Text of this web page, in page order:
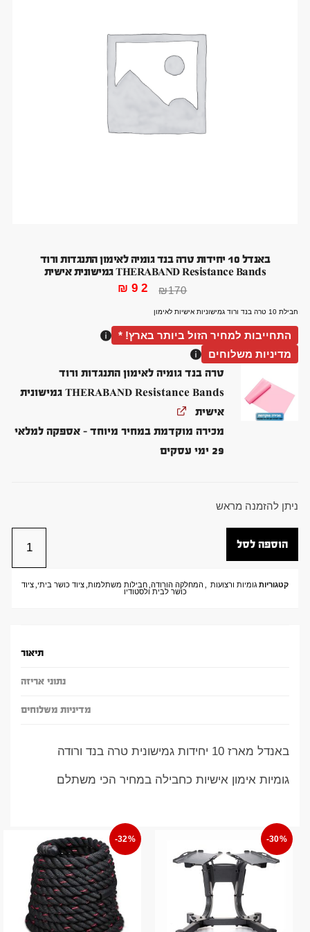
באנדל 10 יחידות טרה בנד גומיה לאימון התנגדות ורוד
THERABAND Resistance Bands גמישונית אישית
חבילת 10 טרה בנד ורוד גמישוניות אישיות לאימון
₪170
₪92
התחייבות למחיר הזול ביותר בארץ! *
מדיניות משלוחים
טרה בנד גומיה לאימון התנגדות ורוד
THERABAND Resistance Bands גמישונית
אישית
מכירה מוקדמת במחיר מיוחד – אספקה למלאי
29 ימי עסקים
ניתן להזמנה מראש
הוספה לסל
קטגוריותגומיות ורצועות ,המחלקה הורודה,חבילות משתלמות,ציוד כושר ביתי,ציוד
כושר לבית ולסטודיו
תיאור
נתוני אריזה
מדיניות משלוחים
באנדל מארז 10 יחידות גמישונית טרה בנד ורודה
גומיות אימון אישיות כחבילה במחיר הכי משתלם
-30%
-32%